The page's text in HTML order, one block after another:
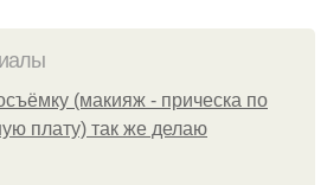
(макияж - прическа по
плату) так же делаю